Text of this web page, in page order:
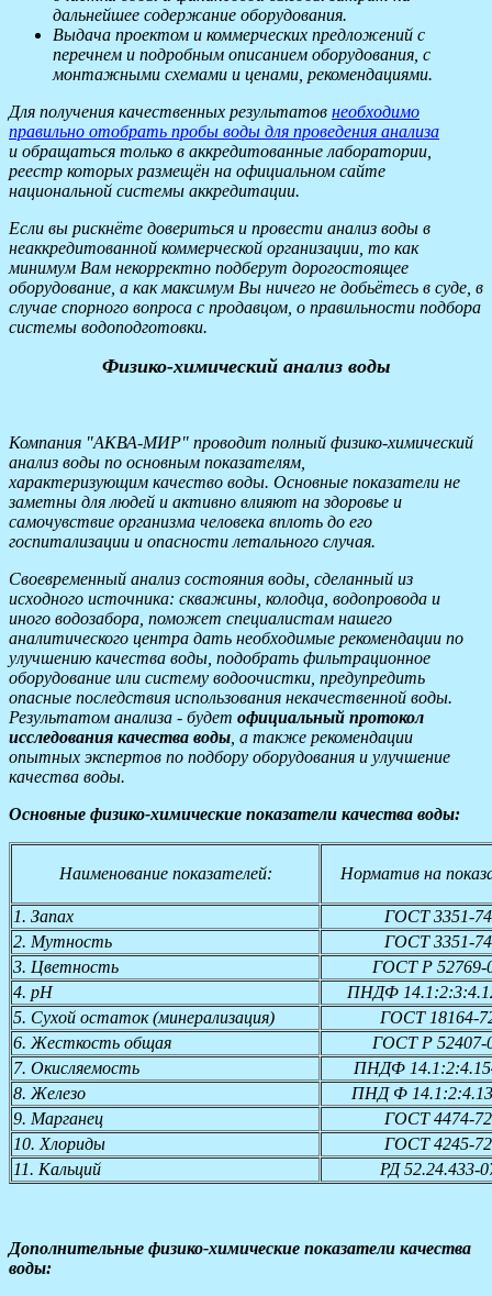
дальнейшее содержание оборудования.
Выдача проектом и коммерческих предложений с
перечнем и подробным описанием оборудования, с
монтажными схемами и ценами, рекомендациями.
Для получения качественных результатов необходимо
правильно отобрать пробы воды для проведения анализа
и обращаться только в аккредитованные лаборатории,
реестр которых размещён на официальном сайте
национальной системы аккредитации.
Если вы рискнёте довериться и провести анализ воды в
неаккредитованной коммерческой организации, то как
минимум Вам некорректно подберут дорогостоящее
оборудование, а как максимум Вы ничего не добьётесь в суде, в
случае спорного вопроса с продавцом, о правильности подбора
системы водоподготовки.
Физико-химический анализ воды
Компания "АКВА-МИР" проводит полный физико-химический
анализ воды по основным показателям,
характеризующим качество воды. Основные показатели не
заметны для людей и активно влияют на здоровье и
самочувствие организма человека вплоть до его
госпитализации и опасности летального случая.
Своевременный анализ состояния воды, сделанный из
исходного источника: скважины, колодца, водопровода и
иного водозабора, поможет специалистам нашего
аналитического центра дать необходимые рекомендации по
улучшению качества воды, подобрать фильтрационное
оборудование или систему водоочистки, предупредить
опасные последствия использования некачественной воды.
Результатом анализа - будет официальный протокол
исследования качества воды , а также рекомендации
опытных экспертов по подбору оборудования и улучшение
качества воды.
Основные физико-химические показатели качества воды:
Наименование показателей: Норматив на
1. Запах
ГОСТ 3351-74
2. Мутность
ГОСТ 3351-74
3. Цветность
ГОСТ Р 52769-
4. pH
ПНДФ
5. Сухой остаток (минерализация)
ГОСТ 18164-
6. Жесткость общая
ГОСТ Р 52407-
7. Окисляемость
ПНДФ
8. Железо
ПНД Ф
9. Марганец
ГОСТ 4474-72
10. Хлориды
ГОСТ 4245-72
11. Кальций
РД 52.24.433-
Дополнительные физико-химические показатели качества
воды: